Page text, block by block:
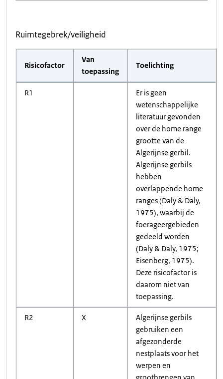
Ruimtegebrek/veiligheid
Risicofactor
Van
toepassing
Toelichting
R1
Er is geen
wetenschappelijke
literatuur gevonden
over de home range
grootte van de
Algerijnse gerbil.
Algerijnse gerbils
hebben
overlappende home
ranges (Daly & Daly,
1975), waarbij de
foerageergebieden
gedeeld worden
(Daly & Daly, 1975;
Eisenberg, 1975).
Deze risicofactor is
daarom niet van
toepassing.
R2 X
Algerijnse gerbils
gebruiken een
afgezonderde
nestplaats voor het
werpen en